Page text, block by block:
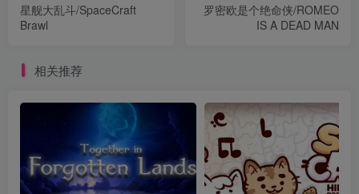
星舰大乱斗/SpaceCraft
Brawl
罗密欧是个绝命侠/ROMEO
IS A DEAD MAN
相关推荐